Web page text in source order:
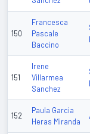
150
Francesca
Pascale
Baccino
151
Irene
Villarmea
Sanchez
152
Paula Garcia
Heras Miranda